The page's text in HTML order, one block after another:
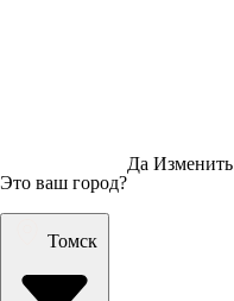
Это ваш город?
Да Изменить
Томск